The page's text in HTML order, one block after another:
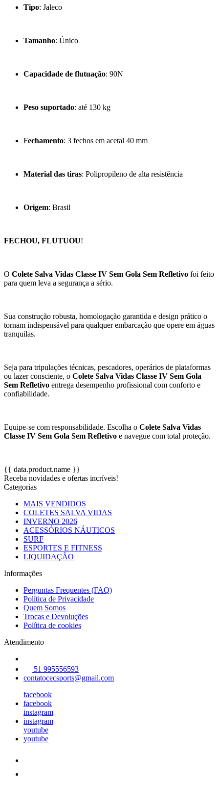
Tipo: Jaleco
Tamanho: Único
Capacidade de flutuação: 90N
Peso suportado: até 130 kg
Fechamento: 3 fechos em acetal 40 mm
Material das tiras: Polipropileno de alta resistência
Origem: Brasil
FECHOU, FLUTUOU!
O Colete Salva Vidas Classe IV Sem Gola Sem Refletivo foi feito
para quem leva a segurança a sério.
Sua construção robusta, homologação garantida e design prático o
tornam indispensável para qualquer embarcação que opere em águas
tranquilas.
Seja para tripulações técnicas, pescadores, operários de plataformas
ou lazer consciente, o Colete Salva Vidas Classe IV Sem Gola
Sem Refletivo entrega desempenho profissional com conforto e
confiabilidade.
Equipe-se com responsabilidade. Escolha o Colete Salva Vidas
Classe IV Sem Gola Sem Refletivo e navegue com total proteção.
{{ data.product.name }}
Receba novidades e ofertas incríveis!
Categorias
MAIS VENDIDOS
COLETES SALVA VIDAS
INVERNO 2026
ACESSÓRIOS NÁUTICOS
SURF
ESPORTES E FITNESS
LIQUIDAÇÃO
Informações
Perguntas Frequentes (FAQ)
Política de Privacidade
Quem Somos
Trocas e Devoluções
Política de cookies
Atendimento
51 995556593
contatocecsports@gmail.com
facebook
facebook
instagram
instagram
youtube
youtube